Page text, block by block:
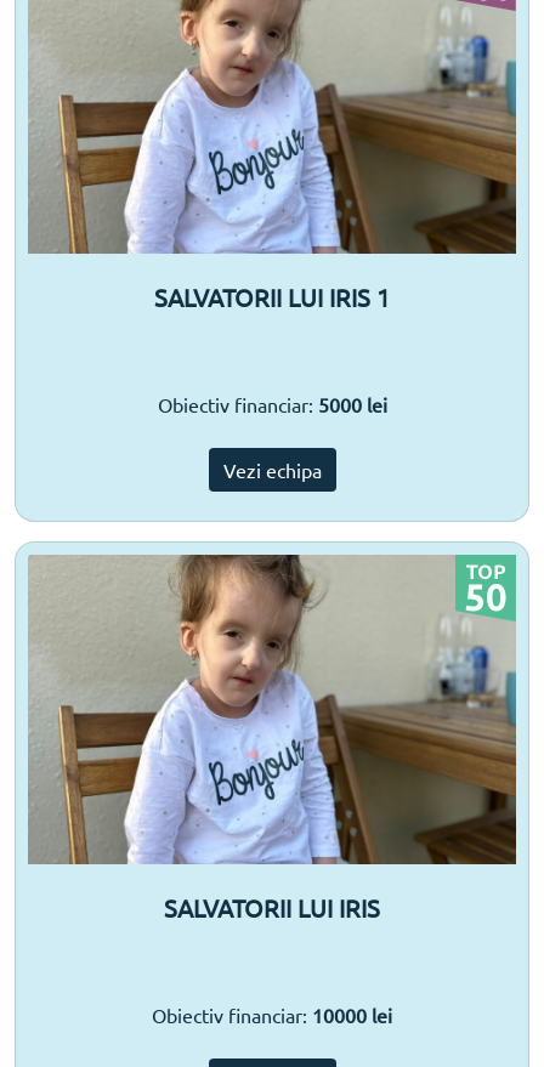
SALVATORII LUI IRIS 1
Obiectiv financiar: 5000 lei
Vezi echipa
SALVATORII LUI IRIS
Obiectiv financiar: 10000 lei